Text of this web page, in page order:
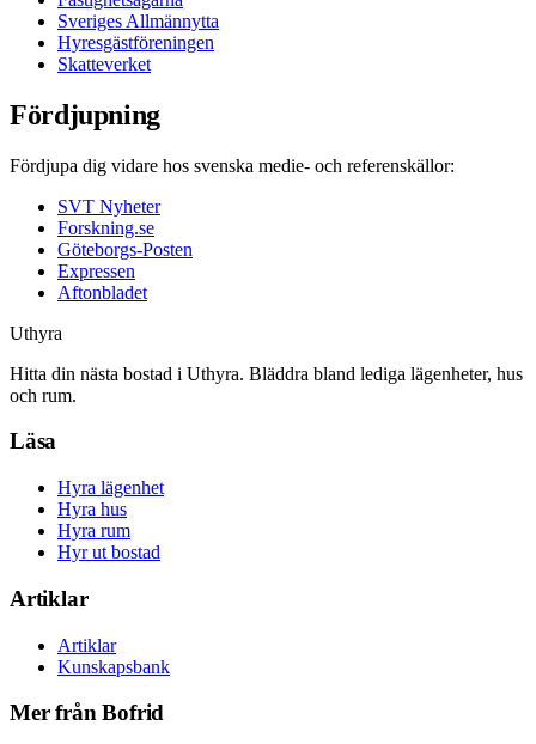
Sveriges Allmännytta
Hyresgästföreningen
Skatteverket
Fördjupning
Fördjupa dig vidare hos svenska medie- och referenskällor:
SVT Nyheter
Forskning.se
Göteborgs-Posten
Expressen
Aftonbladet
Uthyra
Hitta din nästa bostad i Uthyra. Bläddra bland lediga lägenheter, hus
och rum.
Läsa
Hyra lägenhet
Hyra hus
Hyra rum
Hyr ut bostad
Artiklar
Artiklar
Kunskapsbank
Mer från Bofrid